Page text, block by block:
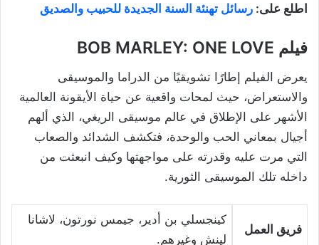
اطلع على: رسائل تهنئة السنة الجديدة للحبيب والصديق
فيلم BOB MARLEY: ONE LOVE
يعرض الفيلم إطارًا تشويقيًا من الدراما والموسيقى
والاستعراض، حيث لمحات واقعية عن حياة الأيقونة العالمية
الأشهر على الإطلاق في عالم موسيقى الريغي، الذي ألهم
أجيال بمعاني الحب والوحدة، فتكشف الشدائد والصعاب
التي مرت عليه وقدرته على مواجهتها وكيف انبعثت من
داخله تلك الموسيقى الثورية.
فريق العمل
كينجسلي بن أدير، جيمس نورتون، لاشانا
لينش وغيرهم.